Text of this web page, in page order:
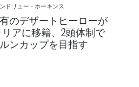
ドリュー・ホーキンス
のデザートヒーローが
アに移籍、2頭体制で
ンカップを目指す